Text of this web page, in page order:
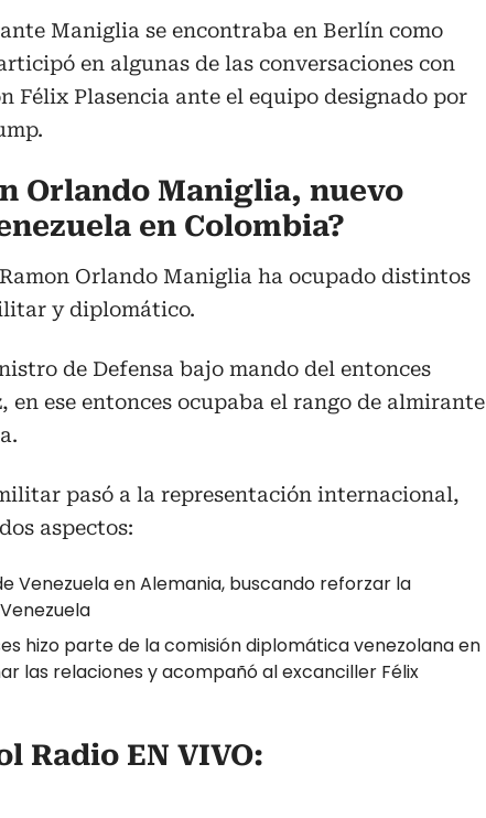
Maniglia se encontraba en Berlín como
en algunas de las conversaciones con
Félix Plasencia ante el equipo designado por
Orlando Maniglia, nuevo
en Colombia?
Orlando Maniglia ha ocupado distintos
y diplomático.
de Defensa bajo mando del entonces
en ese entonces ocupaba el rango de almirante
pasó a la representación internacional,
aspectos:
Venezuela en Alemania, buscando reforzar la
hizo parte de la comisión diplomática venezolana en
las relaciones y acompañó al excanciller Félix
Radio EN VIVO: